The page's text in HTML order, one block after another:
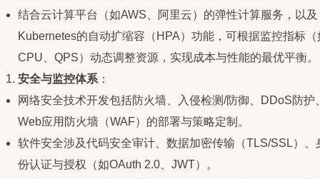
结合云计算平台（如AWS、阿里云）的弹性计算服务，以及
Kubernetes的自动扩缩容（HPA）功能，可根据监控指标（
CPU、QPS）动态调整资源，实现成本与性能的最优平衡。
安全与监控体系 ：
网络安全技术开发包括防火墙、入侵检测/防御、DDoS防护
Web应用防火墙（WAF）的部署与策略定制。
软件安全涉及代码安全审计、数据加密传输（TLS/SSL）、
份认证与授权（如OAuth 2.0、JWT）。